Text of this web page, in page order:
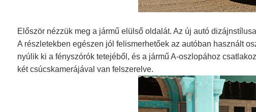
Először nézzük meg a jármű elülső oldalát. Az új autó
A részletekben egészen jól felismerhetőek az autóban használt
nyúlik ki a fényszórók tetejéből, és a jármű A-oszlopához
két csúcskamerájával van felszerelve.